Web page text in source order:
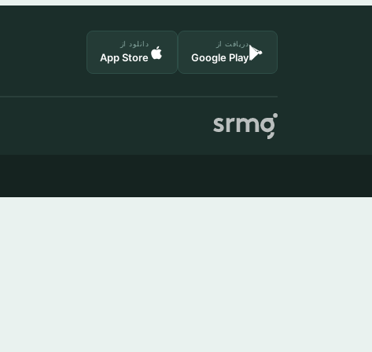
دریافت از
Google Play
دانلود از
App Store